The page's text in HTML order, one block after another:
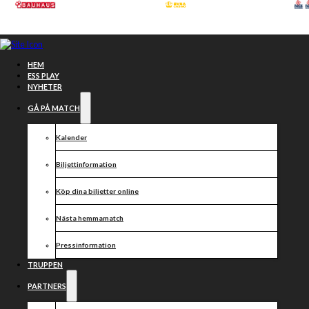
Hoppa till huvudinnehåll
HEM
ESS PLAY
NYHETER
GÅ PÅ MATCH
Kalender
Biljettinformation
Köp dina biljetter online
Nästa hemmamatch
Pressinformation
TRUPPEN
PARTNERS
Nytt datum
för